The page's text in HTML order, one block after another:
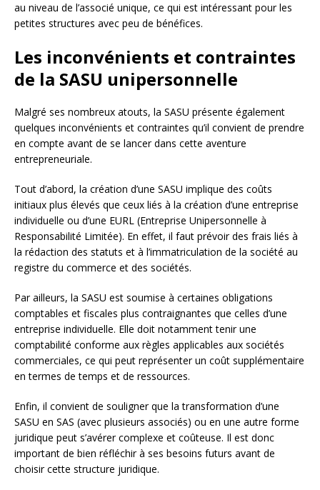
au niveau de l’associé unique, ce qui est intéressant pour les
petites structures avec peu de bénéfices.
Les inconvénients et contraintes
de la SASU unipersonnelle
Malgré ses nombreux atouts, la SASU présente également
quelques inconvénients et contraintes qu’il convient de prendre
en compte avant de se lancer dans cette aventure
entrepreneuriale.
Tout d’abord, la création d’une SASU implique des coûts
initiaux plus élevés que ceux liés à la création d’une entreprise
individuelle ou d’une EURL (Entreprise Unipersonnelle à
Responsabilité Limitée). En effet, il faut prévoir des frais liés à
la rédaction des statuts et à l’immatriculation de la société au
registre du commerce et des sociétés.
Par ailleurs, la SASU est soumise à certaines obligations
comptables et fiscales plus contraignantes que celles d’une
entreprise individuelle. Elle doit notamment tenir une
comptabilité conforme aux règles applicables aux sociétés
commerciales, ce qui peut représenter un coût supplémentaire
en termes de temps et de ressources.
Enfin, il convient de souligner que la transformation d’une
SASU en SAS (avec plusieurs associés) ou en une autre forme
juridique peut s’avérer complexe et coûteuse. Il est donc
important de bien réfléchir à ses besoins futurs avant de
choisir cette structure juridique.